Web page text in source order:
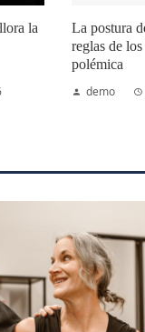
la
La postura
reglas de
polémica
demo